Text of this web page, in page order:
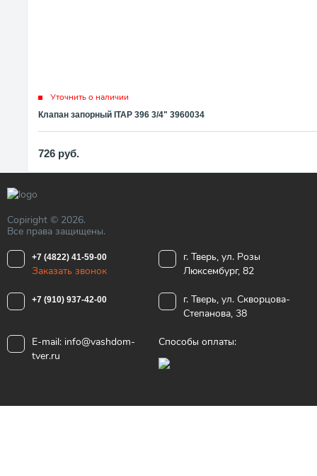
Уточнить о наличии
Клапан запорный ITAP 396 3/4" 3960034
726 руб.
Copiright © 2026.
Все права защищены.
+7 (4822) 41-59-00
Заказать звонок
г. Тверь, ул. Розы
Люксембург, 82
+7 (910) 937-42-00
г. Тверь, ул. Скворцова-
Степанова, 38
E-mail: info@vashdom-
tver.ru
Способы оплаты: